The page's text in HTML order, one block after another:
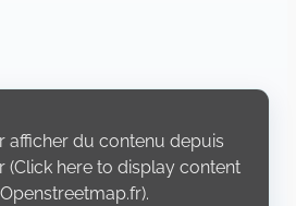
afficher du contenu depuis
(Click here to display content